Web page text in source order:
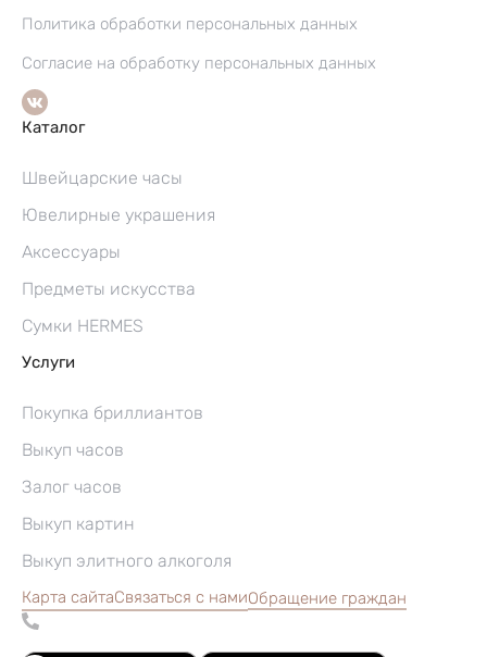
Политика обработки персональных данных
Согласие на обработку персональных данных
Каталог
Швейцарские часы
Ювелирные украшения
Аксессуары
Предметы искусства
Сумки HERMES
Услуги
Покупка бриллиантов
Выкуп часов
Залог часов
Выкуп картин
Выкуп элитного алкоголя
Карта сайтаСвязаться с намиОбращение граждан